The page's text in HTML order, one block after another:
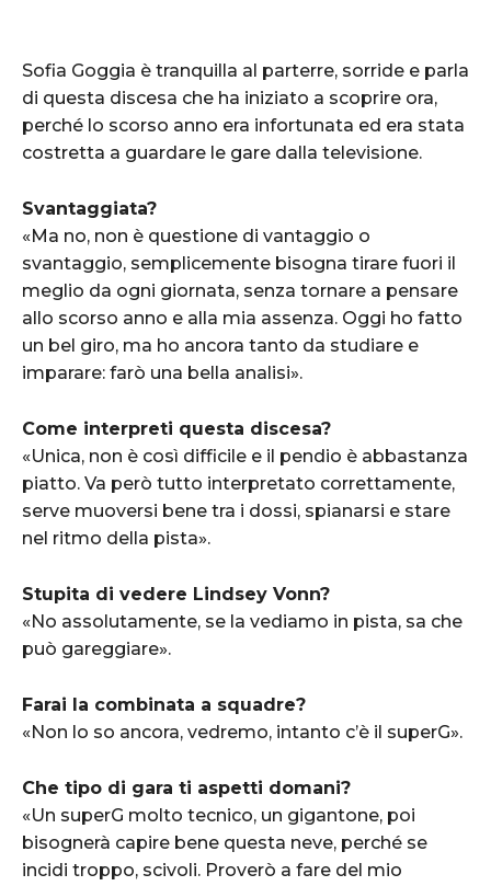
Sofia Goggia è tranquilla al parterre, sorride e parla
di questa discesa che ha iniziato a scoprire ora,
perché lo scorso anno era infortunata ed era stata
costretta a guardare le gare dalla televisione.
Svantaggiata?
«Ma no, non è questione di vantaggio o
svantaggio, semplicemente bisogna tirare fuori il
meglio da ogni giornata, senza tornare a pensare
allo scorso anno e alla mia assenza. Oggi ho fatto
un bel giro, ma ho ancora tanto da studiare e
imparare: farò una bella analisi».
Come interpreti questa discesa?
«Unica, non è così difficile e il pendio è abbastanza
piatto. Va però tutto interpretato correttamente,
serve muoversi bene tra i dossi, spianarsi e stare
nel ritmo della pista».
Stupita di vedere Lindsey Vonn?
«No assolutamente, se la vediamo in pista, sa che
può gareggiare».
Farai la combinata a squadre?
«Non lo so ancora, vedremo, intanto c’è il superG».
Che tipo di gara ti aspetti domani?
«Un superG molto tecnico, un gigantone, poi
bisognerà capire bene questa neve, perché se
incidi troppo, scivoli. Proverò a fare del mio